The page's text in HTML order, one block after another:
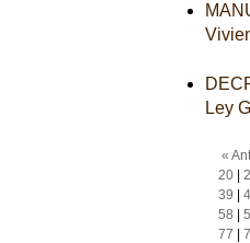
Ley
«
20|
39
58
77